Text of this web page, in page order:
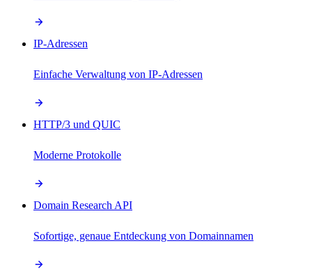
IP-Adressen
Einfache Verwaltung von IP-Adressen
HTTP/3 und QUIC
Moderne Protokolle
Domain Research API
Sofortige, genaue Entdeckung von Domainnamen